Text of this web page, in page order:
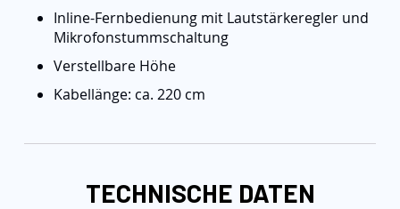
Inline-Fernbedienung mit Lautstärkeregler und
Mikrofonstummschaltung
Verstellbare Höhe
Kabellänge: ca. 220 cm
TECHNISCHE DATEN